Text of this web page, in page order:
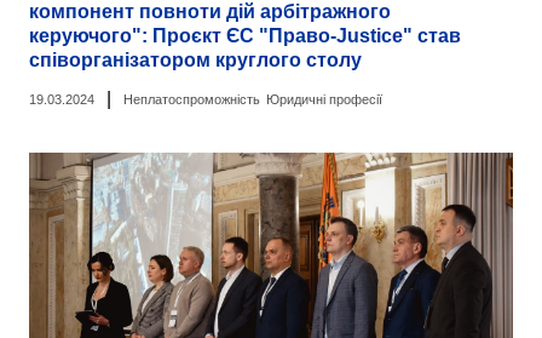
компонент повноти дій арбітражного
керуючого": Проєкт ЄС "Право-Justice" став
співорганізатором круглого столу
19.03.2024 Неплатоспроможність Юридичні професії